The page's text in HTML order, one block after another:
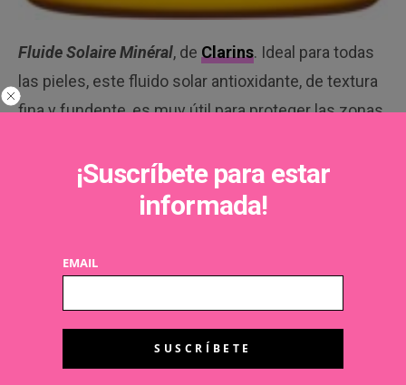
Fluide Solaire Minéral, de Clarins. Ideal para todas
las pieles, este fluido solar antioxidante, de textura
fina y fundente, es muy útil para proteger las zonas
seco y aterciopelado, este solar facial hidrata y
protege el rostro de los efectos nocivos del sol y
extractos de plantas contiene Clarins Plus
Sun Care Sensitive 50+, deLa
Con filtros UVA y
¡Suscríbete para estar
informada!
EMAIL